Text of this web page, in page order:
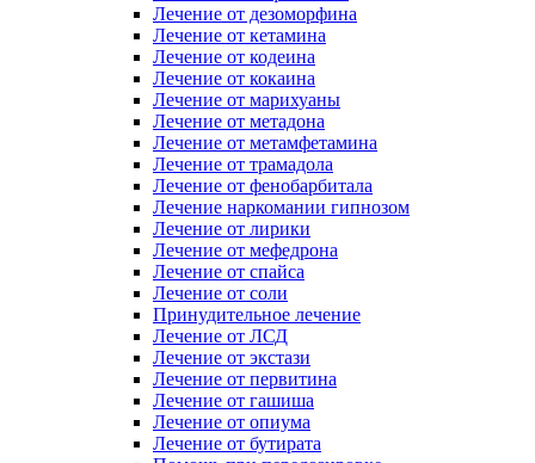
Лечение от дезоморфина
Лечение от кетамина
Лечение от кодеина
Лечение от кокаина
Лечение от марихуаны
Лечение от метадона
Лечение от метамфетамина
Лечение от трамадола
Лечение от фенобарбитала
Лечение наркомании гипнозом
Лечение от лирики
Лечение от мефедрона
Лечение от спайса
Лечение от соли
Принудительное лечение
Лечение от ЛСД
Лечение от экстази
Лечение от первитина
Лечение от гашиша
Лечение от опиума
Лечение от бутирата